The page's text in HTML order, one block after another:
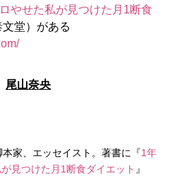
やせた私が見つけた月1断食
文堂）がある
尾山奈央
家、エッセイスト。著書に『1年
見つけた月1断食ダイエット 』